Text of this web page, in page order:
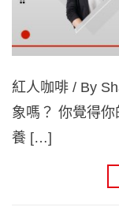
紅人咖啡 / By
象嗎？ 你覺得
養 […]